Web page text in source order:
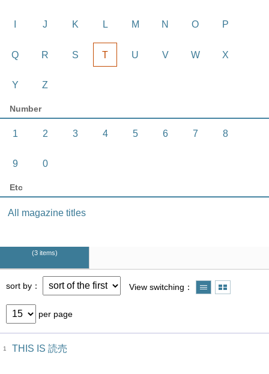
J K L M N O P
Q R S T U V W X
Y Z
Number
1 2 3 4 5 6 7 8
9 0
Etc
All magazine titles
3 items
sort by View switching
per page
1 THIS IS 読売